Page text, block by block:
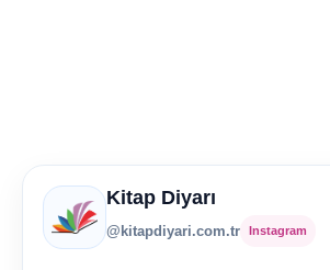
Kitap Diyarı
@kitapdiyari.com.tr Instagram